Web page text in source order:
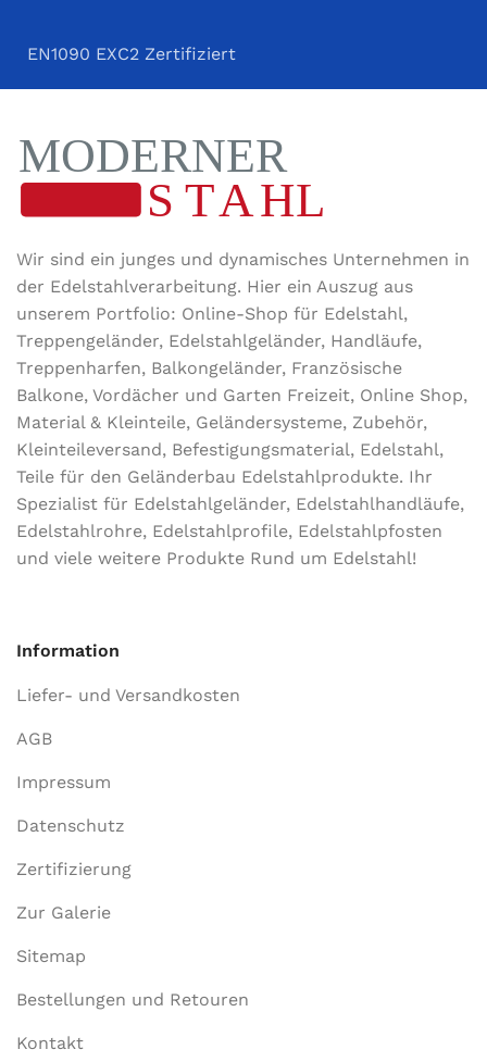
EN1090 EXC2 Zertifiziert
Wir sind ein junges und dynamisches Unternehmen in
der Edel­stahl­ver­arbeitung. Hier ein Auszug aus
unserem Portfolio: Online-Shop für Edelstahl,
Treppengeländer, Edelstahlgeländer, Handläufe,
Treppenharfen, Balkongeländer, Französische
Balkone, Vordächer und Garten Freizeit, Online Shop,
Material & Kleinteile, Geländersysteme, Zubehör,
Kleinteileversand, Befestigungsmaterial, Edelstahl,
Teile für den Geländerbau Edelstahlprodukte. Ihr
Spezialist für Edelstahlgeländer, Edelstahlhandläufe,
Edelstahlrohre, Edelstahlprofile, Edelstahlpfosten
und viele weitere Produkte Rund um Edelstahl!
Information
Liefer- und Versandkosten
AGB
Impressum
Datenschutz
Zertifizierung
Zur Galerie
Sitemap
Bestellungen und Retouren
Kontakt